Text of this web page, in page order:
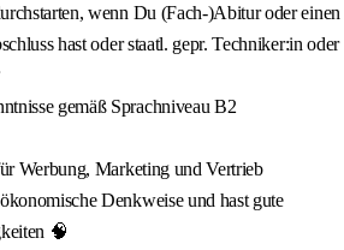
wenn Du (Fach-)Abitur oder einen
hast oder staatl. gepr. Techniker:in oder
gemäß Sprachniveau B2
Werbung, Marketing und Vertrieb
Denkweise und hast gute
🧠